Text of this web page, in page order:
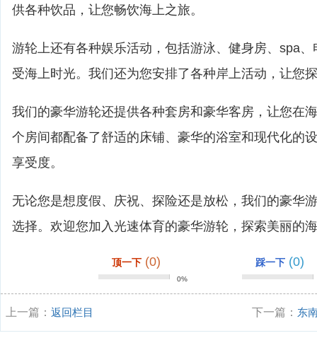
供各种饮品，让您畅饮海上之旅。
游轮上还有各种娱乐活动，包括游泳、健身房、spa
受海上时光。我们还为您安排了各种岸上活动，让您
我们的豪华游轮还提供各种套房和豪华客房，让您在
个房间都配备了舒适的床铺、豪华的浴室和现代化的
享受度。
无论您是想度假、庆祝、探险还是放松，我们的豪华
选择。欢迎您加入光速体育的豪华游轮，探索美丽的
顶一下 (0)
0%
踩一下 (0)
上一篇： 返回栏目 下一篇： 东